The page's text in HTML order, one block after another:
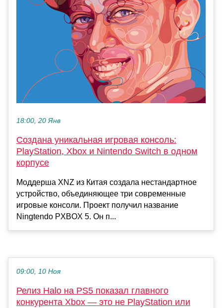
18:00, 20 Янв
Создана уникальная игровая консоль:
PlayStation, Xbox и Nintendo Switch в одном
корпусе
Моддерша XNZ из Китая создала нестандартное
устройство, объединяющее три современные
игровые консоли. Проект получил название
Ningtendo PXBOX 5. Он п...
09:00, 10 Ноя
Релиз Halo на PS5 показал главного
конкурента Xbox — это не PlayStation или